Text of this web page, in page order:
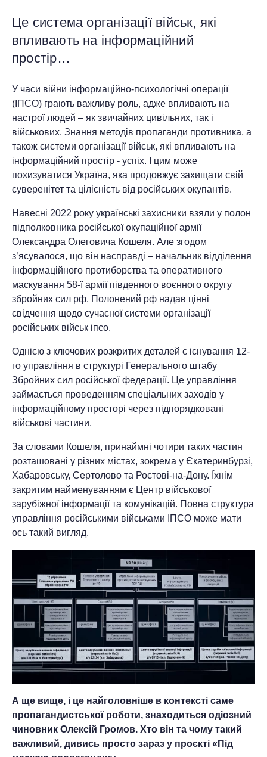
Це система організації військ, які
впливають на інформаційний
простір…
У часи війни інформаційно-психологічні операції
(ІПСО) грають важливу роль, адже впливають на
настрої людей – як звичайних цивільних, так і
військових. Знання методів пропаганди противника, а
також системи організації військ, які впливають на
інформаційний простір - успіх. І цим може
похизуватися Україна, яка продовжує захищати свій
суверенітет та цілісність від російських окупантів.
Навесні 2022 року українські захисники взяли у полон
підполковника російської окупаційної армії
Олександра Олеговича Кошеля. Але згодом
з’ясувалося, що він насправді – начальник відділення
інформаційного протиборства та оперативного
маскування 58-ї армії південного воєнного округу
збройних сил рф. Полонений рф надав цінні
свідчення щодо сучасної системи організації
російських військ іпсо.
Однією з ключових розкритих деталей є існування 12-
го управління в структурі Генерального штабу
Збройних сил російської федерації. Це управління
займається проведенням спеціальних заходів у
інформаційному просторі через підпорядковані
військові частини.
За словами Кошеля, принаймні чотири таких частин
розташовані у різних містах, зокрема у Єкатеринбурзі,
Хабаровську, Сертолово та Ростові-на-Дону. Їхнім
закритим найменуванням є Центр військової
зарубіжної інформації та комунікацій. Повна структура
управління російськими військами ІПСО може мати
ось такий вигляд.
А ще вище, і це найголовніше в контексті саме
пропагандистської роботи, знаходиться одіозний
чиновник Олексій Громов. Хто він та чому такий
важливий, дивись просто зараз у проєкті «Під